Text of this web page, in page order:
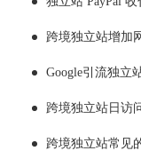
跨境独立站增加
Google引流独立
跨境独立站日访
跨境独立站常见